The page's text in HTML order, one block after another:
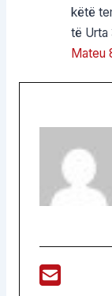
këtë
të
Mateu